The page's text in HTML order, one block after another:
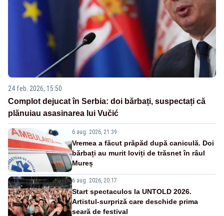
24 feb. 2026, 15:50
Complot dejucat în Serbia: doi bărbați, suspectați că
plănuiau asasinarea lui Vučić
6 aug. 2026, 21:39
Vremea a făcut prăpăd după caniculă. Doi
bărbați au murit loviți de trăsnet în râul
Mureș
6 aug. 2026, 20:17
Start spectaculos la UNTOLD 2026.
Artistul-surpriză care deschide prima
seară de festival